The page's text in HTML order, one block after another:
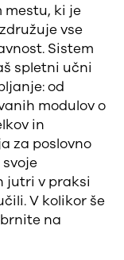
mestu, ki je
vse
Sistem
spletni učni
od
modulov o
in
za poslovno
jutri v praksi
V kolikor še
na